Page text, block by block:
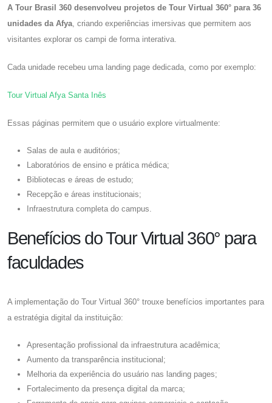
A Tour Brasil 360 desenvolveu projetos de Tour Virtual 360° para 36
unidades da Afya, criando experiências imersivas que permitem aos
visitantes explorar os campi de forma interativa.
Cada unidade recebeu uma landing page dedicada, como por exemplo:
Tour Virtual Afya Santa Inês
Essas páginas permitem que o usuário explore virtualmente:
Salas de aula e auditórios;
Laboratórios de ensino e prática médica;
Bibliotecas e áreas de estudo;
Recepção e áreas institucionais;
Infraestrutura completa do campus.
Benefícios do Tour Virtual 360° para
faculdades
A implementação do Tour Virtual 360° trouxe benefícios importantes para
a estratégia digital da instituição:
Apresentação profissional da infraestrutura acadêmica;
Aumento da transparência institucional;
Melhoria da experiência do usuário nas landing pages;
Fortalecimento da presença digital da marca;